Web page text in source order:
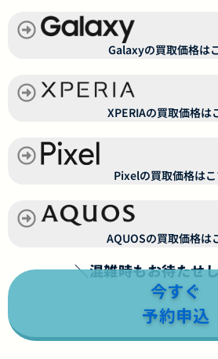
Galaxyの買取価格は
XPERIAの買取価格は
Pixelの買取価格は
AQUOSの買取価格は
＼混雑時もお待たせ
今すぐ
予約申込